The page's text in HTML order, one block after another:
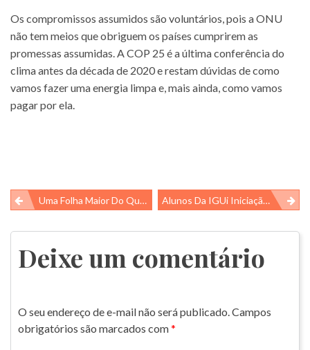
Os compromissos assumidos são voluntários, pois a ONU
não tem meios que obriguem os países cumprirem as
promessas assumidas. A COP 25 é a última conferência do
clima antes da década de 2020 e restam dúvidas de como
vamos fazer uma energia limpa e, mais ainda, como vamos
pagar por ela.
Navegação
de
Post
Uma Folha Maior Do Que Você! Alunos Da IGUi Iniciação Científica
Deixe um comentário
O seu endereço de e-mail não será publicado.Campos
obrigatórios são marcados com*